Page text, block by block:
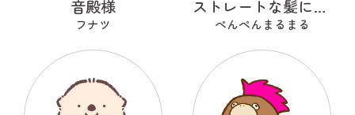
音殿様
フナツ
ストレートな髪に憧れるひつじ
ぺんぺんまるまる